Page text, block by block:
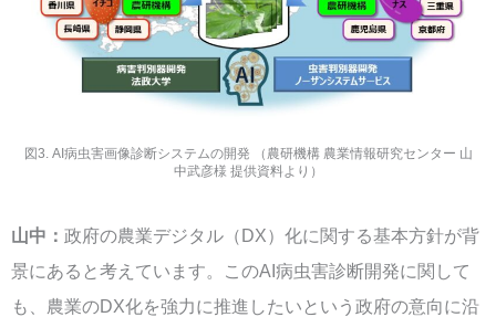
図3. AI病虫害画像診断システムの開発 （農研機構 農業情報研究センター 山
中武彦様 提供資料より）
山中： 政府の農業デジタル（DX）化に関する基本方針が背
景にあると考えています。このAI病虫害診断開発に関して
も、農業のDX化を強力に推進したいという政府の意向に沿